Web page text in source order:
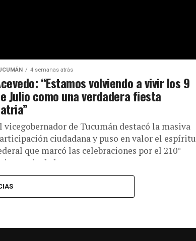
4 semanas atrás
“Estamos volviendo a vivir los 9
Julio como una verdadera fiesta
vicegobernador de Tucumán destacó la masiva
ciudadana y puso en valor el espíritu
que marcó las celebraciones por el 210°
aniversario de la...